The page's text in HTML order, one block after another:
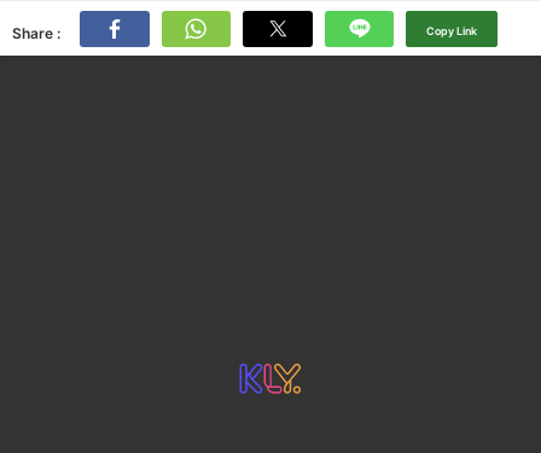
Share : Copy Link